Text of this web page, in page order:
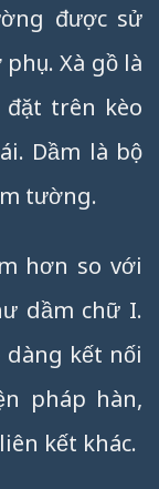
được sử
Xà gồ là
đặt trên kèo
Dầm là bộ
tường.
hơn so với
dầm chữ I.
dàng kết nối
pháp hàn,
kết khác.